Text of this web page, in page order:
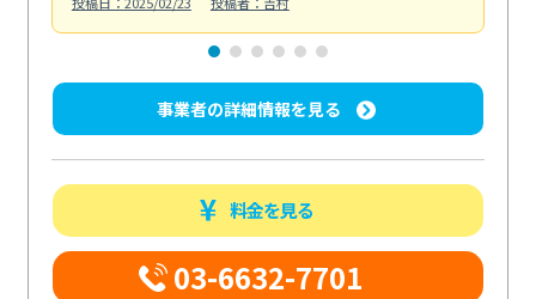
事業者の詳細情報を見る
料金を見る
03-6632-7701